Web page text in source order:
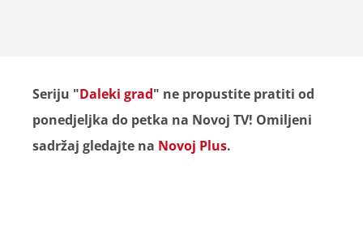
Seriju "Daleki grad" ne propustite pratiti od
ponedjeljka do petka na Novoj TV! Omiljeni
sadržaj gledajte na Novoj Plus.